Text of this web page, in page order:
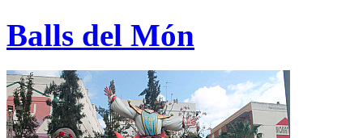
Balls del Món